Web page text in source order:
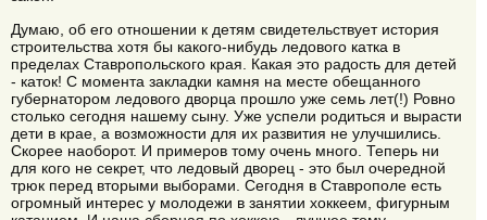
Думаю, об его отношении к детям свидетельствует история
строительства хотя бы какого-нибудь ледового катка в
пределах Ставропольского края. Какая это радость для детей
- каток! С момента закладки камня на месте обещанного
губернатором ледового дворца прошло уже семь лет(!) Ровно
столько сегодня нашему сыну. Уже успели родиться и вырасти
дети в крае, а возможности для их развития не улучшились.
Скорее наоборот. И примеров тому очень много. Теперь ни
для кого не секрет, что ледовый дворец - это был очередной
трюк перед вторыми выборами. Сегодня в Ставрополе есть
огромный интерес у молодежи в занятии хоккеем, фигурным